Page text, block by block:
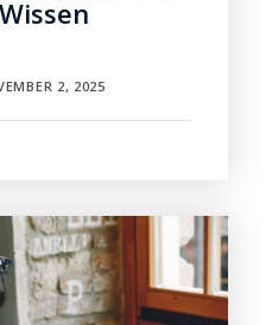
2, 2025